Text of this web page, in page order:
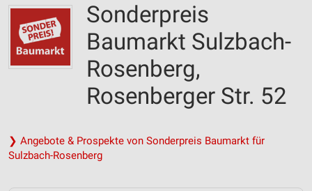
Sonderpreis
Baumarkt Sulzbach-
Rosenberg,
Rosenberger Str. 52
❯ Angebote & Prospekte von Sonderpreis Baumarkt für
Sulzbach-Rosenberg